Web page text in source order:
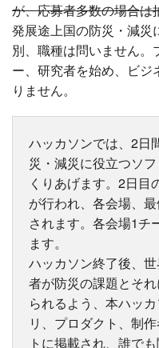
が、応募者多数の場合は
発展途上国の防災・減災
別、職種は問いません
ー、研究者を始め、ビ
りません。
ハッカソンでは、2日
災・減災に役立つソ
くりあげます。2日目
が行われ、各会場、
されます。各会場1チ
ます。
ハッカソン終了後、
者が防災の課題とそ
られるよう、本ハッ
リ、プロダクト、制
トに掲載され、誰で